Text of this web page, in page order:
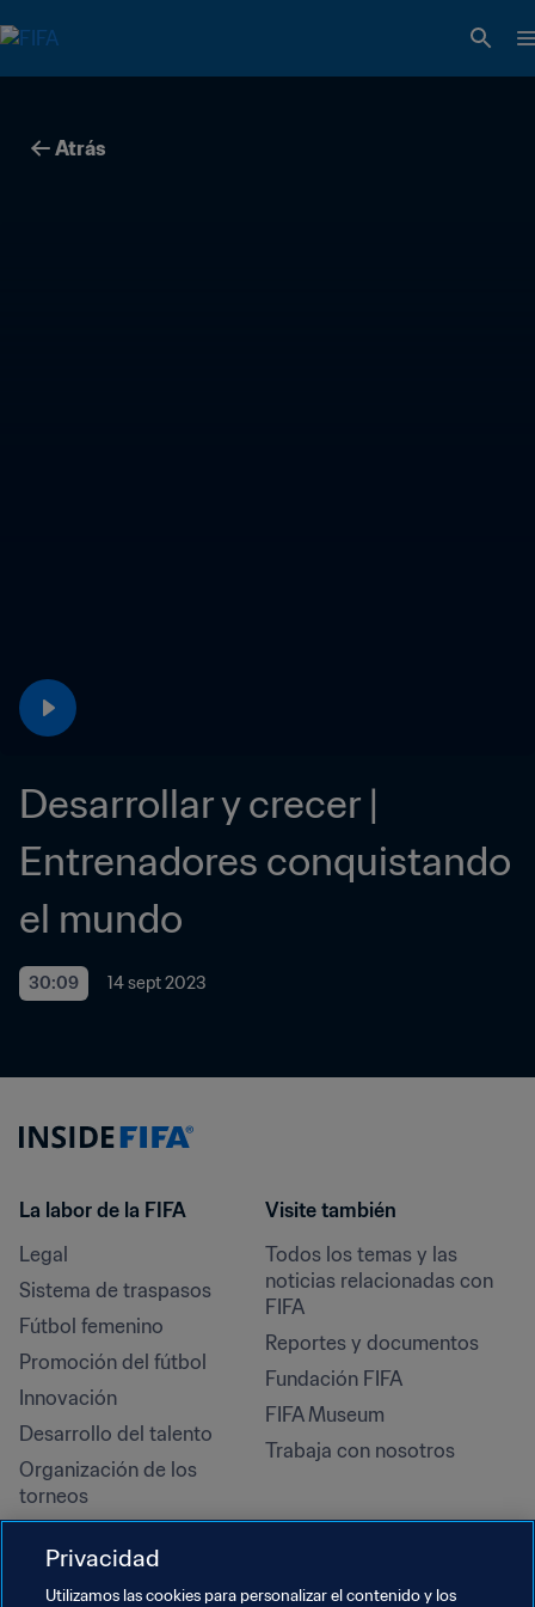
Atrás
Desarrollar y crecer |
Entrenadores conquistando
el mundo
30:09 14 sept 2023
La labor de la FIFA
Legal
Sistema de traspasos
Fútbol femenino
Promoción del fútbol
Innovación
Desarrollo del talento
Organización de los
torneos
Derechos humanos y lucha
contra la discriminación
Visite también
Todos los temas y las
noticias relacionadas con
FIFA
Reportes y documentos
Fundación FIFA
FIFA Museum
Trabaja con nosotros
Privacidad
Utilizamos las cookies para personalizar el contenido y los